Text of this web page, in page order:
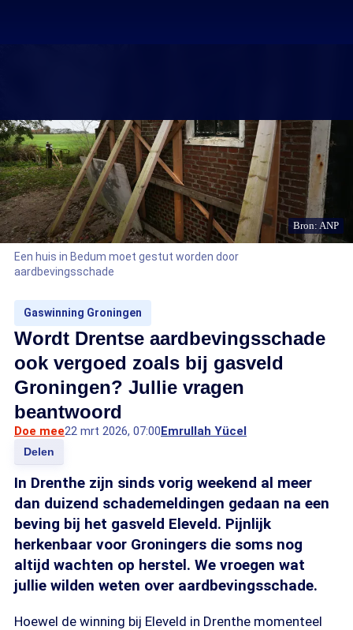
Bron: ANP
Een huis in Bedum moet gestut worden door
aardbevingsschade
Gaswinning Groningen
Wordt Drentse aardbevingsschade
ook vergoed zoals bij gasveld
Groningen? Jullie vragen
beantwoord
Doe mee22 mrt 2026, 07:00Emrullah Yücel
Delen
In Drenthe zijn sinds vorig weekend al meer
dan duizend schademeldingen gedaan na een
beving bij het gasveld Eleveld. Pijnlijk
herkenbaar voor Groningers die soms nog
altijd wachten op herstel. We vroegen wat
jullie wilden weten over aardbevingsschade.
Hoewel de winning bij Eleveld in Drenthe momenteel